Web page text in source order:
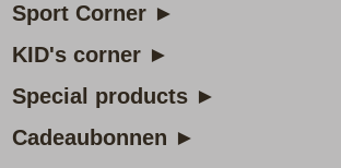
Sport Corner ►
KID's corner ►
Special products ►
Cadeaubonnen ►